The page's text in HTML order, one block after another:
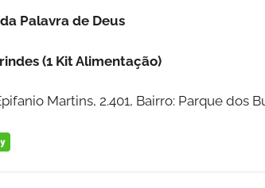
Palavra de Deus
(1 Kit Alimentação)
Martins, 2.401, Bairro: Parque dos